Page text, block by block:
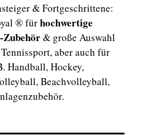
& Fortgeschrittene:
® fürhochwertige
Zubehör& große Auswahl
aber auch für
Handball, Hockey,
Beachvolleyball,